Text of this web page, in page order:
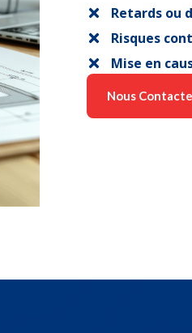
Retards ou
Risques
Mise en
Nous